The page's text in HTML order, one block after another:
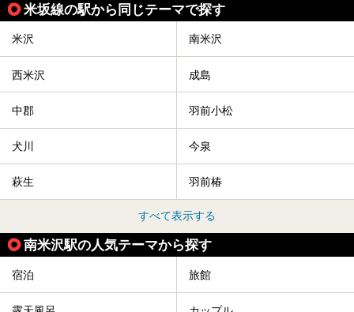
「人間将棋」とは昭和31年から毎年春に山形県天童市で行
われている一大イベントで、甲冑や着物姿の武者に扮した人
間が将棋の駒となり、対局を行っているのです。
人気漫画「３月のライオン」の中でもこの人間将棋のシーン
りに、思わず吹き出してしまった読者もいることでしょう。
われます。また、23日は「天童百面指し」が行われ、人間
とができます。
天童市には温泉も多数あるので、桜と人間将棋を見た後はゆ
っくり温泉に浸かってはいかがでしょうか。
今回は山形県天童市のおすすめ温泉をご紹介します！
米坂線の駅から同じテーマで探す
米沢 南米沢
西米沢 成島
中郡 羽前小松
犬川 今泉
萩生 羽前椿
すべて表示する
南米沢駅の人気テーマから探す
宿泊 旅館